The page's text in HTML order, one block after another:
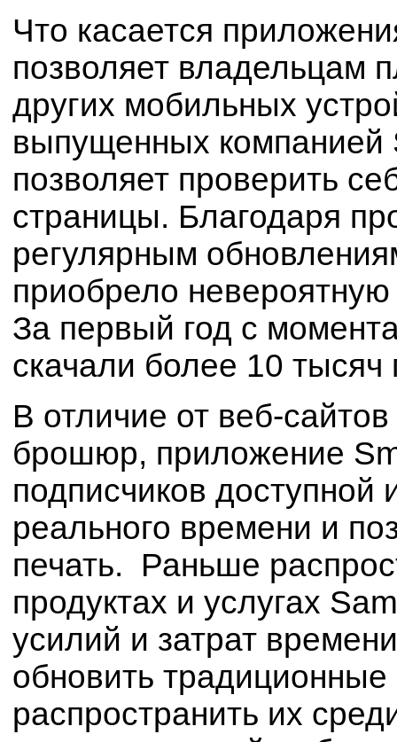
Что касается
позволяет владельцам
других мобильных
выпущенных компанией
позволяет проверить
страницы. Благодаря
регулярным
приобрело
За первый год с
скачали более 10 тысяч
В отличие от веб-
брошюр, приложение
подписчиков
реального времени и
печать. Раньше
продуктах и услугах
усилий и затрат
обновить традиционные
распространить их